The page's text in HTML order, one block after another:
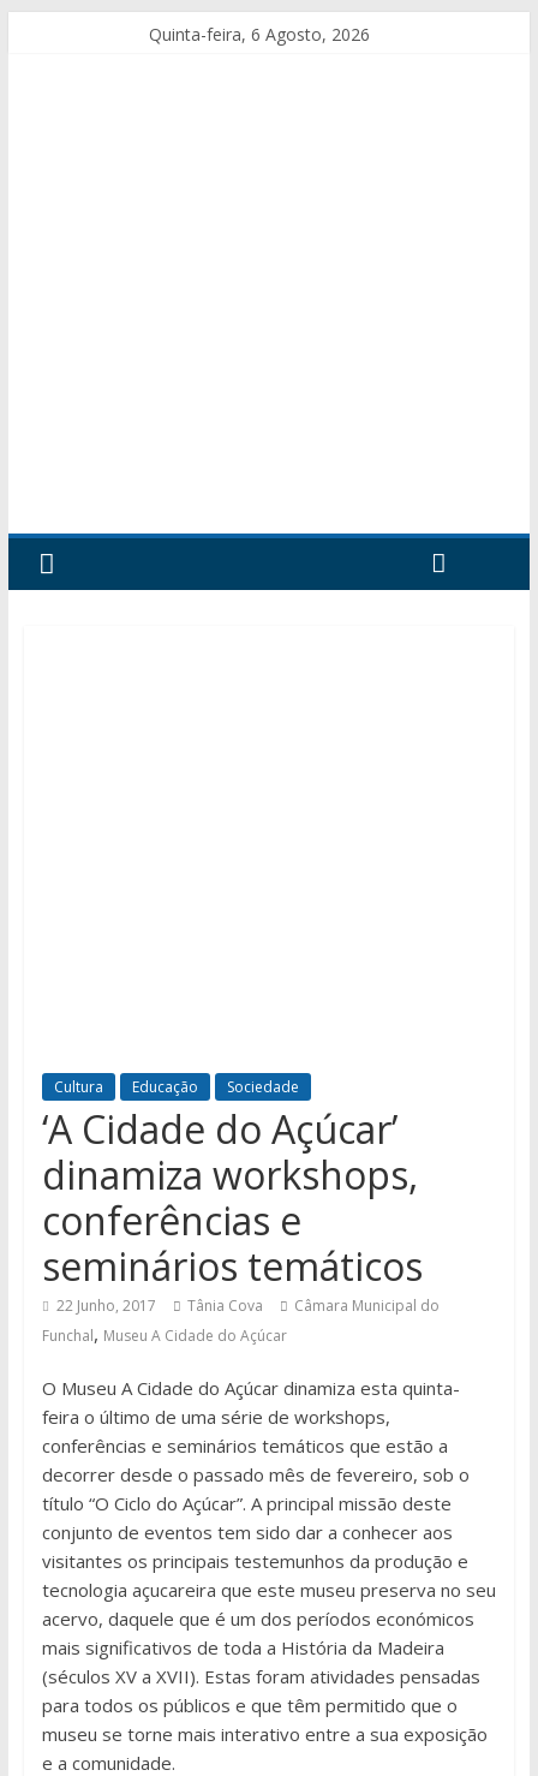
Quinta-feira, 6 Agosto, 2026
Cultura Educação Sociedade
‘A Cidade do Açúcar’
dinamiza workshops,
conferências e
seminários temáticos
22 Junho, 2017 Tânia Cova
Câmara Municipal do
Funchal, Museu A Cidade do Açúcar
O Museu A Cidade do Açúcar dinamiza esta quinta-
feira o último de uma série de workshops,
conferências e seminários temáticos que estão a
decorrer desde o passado mês de fevereiro, sob o
título “O Ciclo do Açúcar”. A principal missão deste
conjunto de eventos tem sido dar a conhecer aos
visitantes os principais testemunhos da produção e
tecnologia açucareira que este museu preserva no seu
acervo, daquele que é um dos períodos económicos
mais significativos de toda a História da Madeira
(séculos XV a XVII). Estas foram atividades pensadas
para todos os públicos e que têm permitido que o
museu se torne mais interativo entre a sua exposição
e a comunidade.